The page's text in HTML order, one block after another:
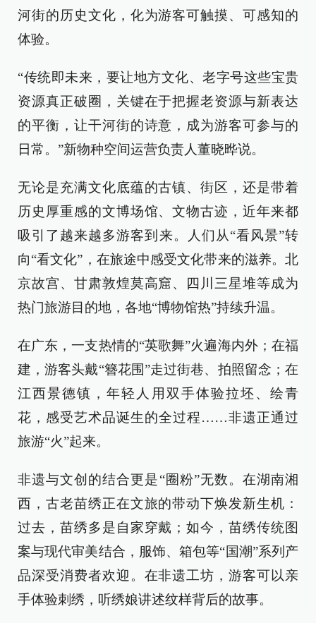
河街的历史文化，化为游客可触摸、可感知的
体验。
“传统即未来，要让地方文化、老字号这些宝贵
资源真正破圈，关键在于把握老资源与新表达
的平衡，让干河街的诗意，成为游客可参与的
日常。”新物种空间运营负责人董晓晔说。
无论是充满文化底蕴的古镇、街区，还是带着
历史厚重感的文博场馆、文物古迹，近年来都
吸引了越来越多游客到来。人们从“看风景”转
向“看文化”，在旅途中感受文化带来的滋养。北
京故宫、甘肃敦煌莫高窟、四川三星堆等成为
热门旅游目的地，各地“博物馆热”持续升温。
在广东，一支热情的“英歌舞”火遍海内外；在福
建，游客头戴“簪花围”走过街巷、拍照留念；在
江西景德镇，年轻人用双手体验拉坯、绘青
花，感受艺术品诞生的全过程……非遗正通过
旅游“火”起来。
非遗与文创的结合更是“圈粉”无数。在湖南湘
西，古老苗绣正在文旅的带动下焕发新生机：
过去，苗绣多是自家穿戴；如今，苗绣传统图
案与现代审美结合，服饰、箱包等“国潮”系列产
品深受消费者欢迎。在非遗工坊，游客可以亲
手体验刺绣，听绣娘讲述纹样背后的故事。